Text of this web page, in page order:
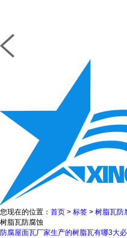
您现在的位置： 首页 > 标签 > 树脂瓦防
树脂瓦防腐蚀
防腐屋面瓦厂家生产的树脂瓦有哪3大